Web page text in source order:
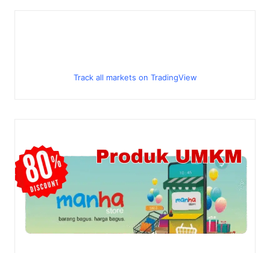
Track all markets on TradingView